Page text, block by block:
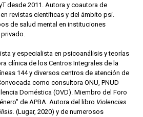
desde 2011. Autora y coautora de
revistas científicas y del ámbito psi.
de salud mental en instituciones
y especialista en psicoanálisis y teorías
clínica de los Centros Integrales de la
144 y diversos centros de atención de
como consultora ONU, PNUD
Doméstica (OVD). Miembro del Foro
de APBA. Autora del libro Violencias
(Lugar, 2020) y de numerosos